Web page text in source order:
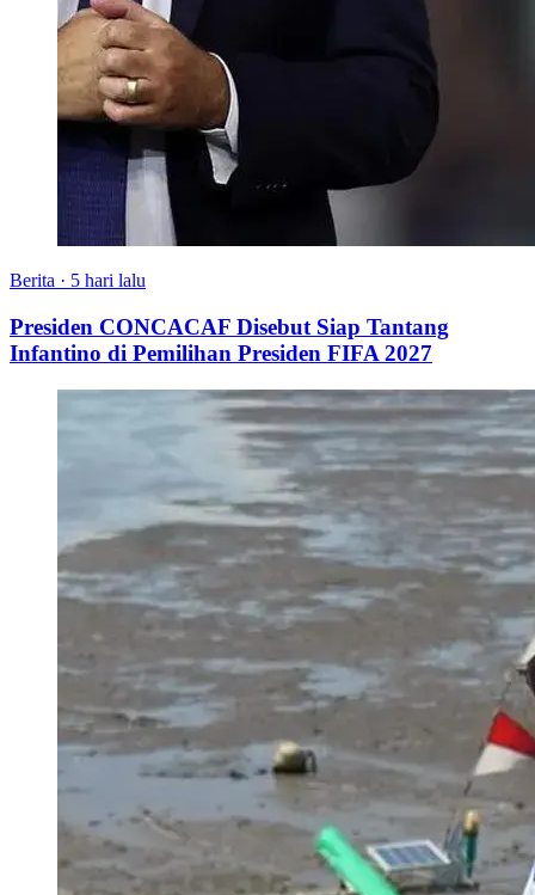
Berita · 5 hari lalu
Presiden CONCACAF Disebut Siap Tantang
Infantino di Pemilihan Presiden FIFA 2027